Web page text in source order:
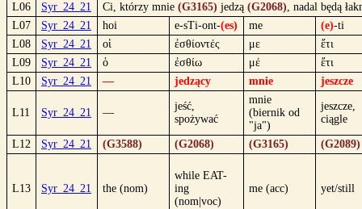
L06
Syr_24_21 Ci, którzy mnie (G3165) jedzą (G2068), nadal będą
L07
Syr_24_21 hoi e-sTi-ont-(es) me (e)-ti
L08
Syr_24_21 οἱ ἐσθίοντές με
ἔτι
L09
Syr_24_21 ὁ ἐσθίω μέ
ἔτι
L10
Syr_24_21 — jedzący mnie jeszcze
L11 Syr_24_21 —
jeść,
spożywać
mnie
(biernik od
"ja")
jeszcze,
ciągle
L12 Syr_24_21 (G3588) (G2068) (G3165) (G2089)
L13 Syr_24_21 the (nom)
while EAT-
ing
(nom|voc)
me (acc) yet/still